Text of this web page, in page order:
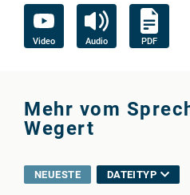
Video Audio PDF
Mehr vom
Wegert
NEUESTE DATEITYP